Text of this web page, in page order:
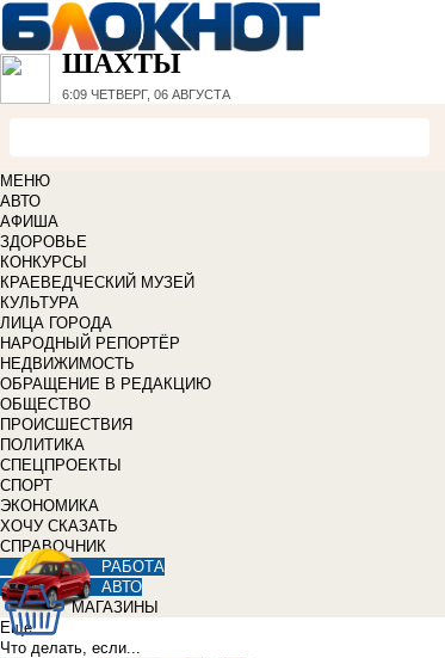
ШАХТЫ
6:09 ЧЕТВЕРГ, 06 АВГУСТА
МЕНЮ
АВТО
АФИША
ЗДОРОВЬЕ
КОНКУРСЫ
КРАЕВЕДЧЕСКИЙ МУЗЕЙ
КУЛЬТУРА
ЛИЦА ГОРОДА
НАРОДНЫЙ РЕПОРТЁР
НЕДВИЖИМОСТЬ
ОБРАЩЕНИЕ В РЕДАКЦИЮ
ОБЩЕСТВО
ПРОИСШЕСТВИЯ
ПОЛИТИКА
СПЕЦПРОЕКТЫ
СПОРТ
ЭКОНОМИКА
ХОЧУ СКАЗАТЬ
СПРАВОЧНИК
РАБОТА
АВТО
МАГАЗИНЫ
Еще
Что делать, если...